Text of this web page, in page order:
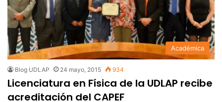
Académica
Blog UDLAP 24 mayo, 2015 934
Licenciatura en Física de la UDLAP recibe
acreditación del CAPEF